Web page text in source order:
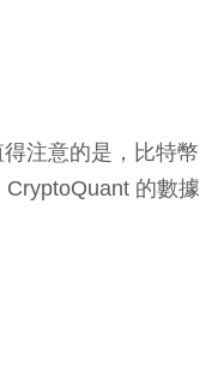
注意的是，比特幣
的數據